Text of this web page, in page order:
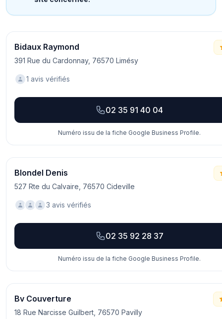
Bidaux Raymond
391 Rue du Cardonnay, 76570 Limésy
1 avis vérifiés
02 35 91 40 04
Numéro issu de la fiche Google Business Profile.
Blondel Denis
527 Rte du Calvaire, 76570 Cideville
3 avis vérifiés
02 35 92 28 37
Numéro issu de la fiche Google Business Profile.
Bv Couverture
18 Rue Narcisse Guilbert, 76570 Pavilly